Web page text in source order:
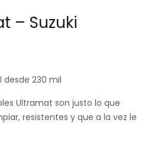
– Suzuki
230 mil
Ultramat son justo lo que
resistentes y que a la vez le